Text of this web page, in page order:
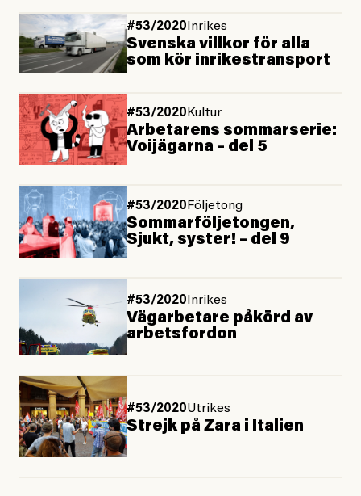
#53/2020 Inrikes
Svenska villkor för alla
som kör inrikestransport
#53/2020 Kultur
Arbetarens sommarserie:
Voijägarna – del 5
#53/2020 Följetong
Sommarföljetongen,
Sjukt, syster! – del 9
#53/2020Inrikes
Vägarbetare påkörd av
arbetsfordon
#53/2020Utrikes
Strejk på Zara i Italien